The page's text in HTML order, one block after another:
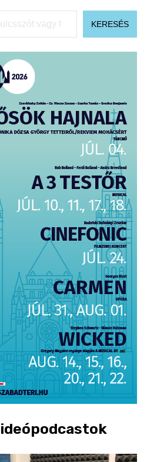
KERESÉS